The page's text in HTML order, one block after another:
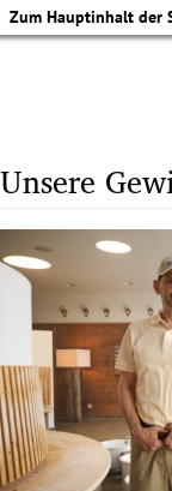
Zum Hauptinhalt der
Unsere